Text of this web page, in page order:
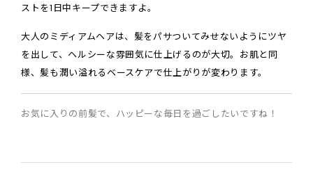
ストを1日中キープできますよ。
大人のミディアムヘアは、髪をパサついてみせないようにツヤ
を出して、ヘルシーな雰囲気に仕上げるのが大切。お肌と同
様、髪も潤い溢れるベースケアで仕上がりが変わります。
お気に入りの前髪で、ハッピーな毎日を過ごしたいですね！